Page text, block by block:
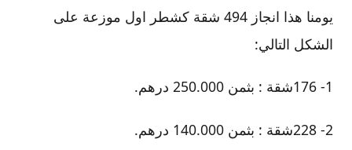
يومنا هذا انجاز 494 شقة كشطر اول موزعة على
الشكل التالي:
1- 176شقة : بثمن 250.000 درهم.
2- 228شقة : بثمن 140.000 درهم.